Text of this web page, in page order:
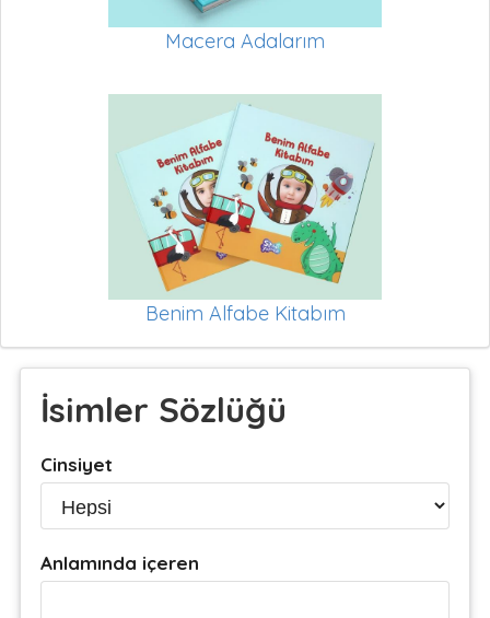
Macera Adalarım
Benim Alfabe Kitabım
İsimler Sözlüğü
Cinsiyet
Anlamında içeren